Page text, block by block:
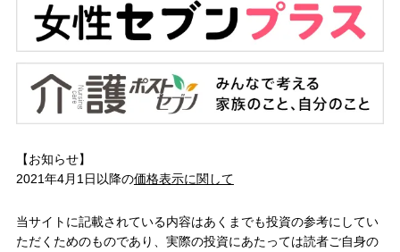
【お知らせ】
2021年4月1日以降の価格表示に関して
当サイトに記載されている内容はあくまでも投資の参考にしてい
ただくためのものであり、実際の投資にあたっては読者ご自身の